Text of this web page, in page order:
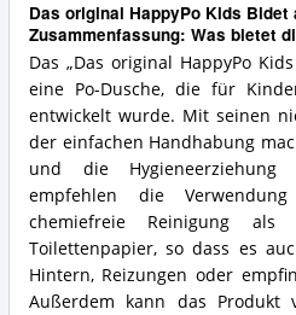
Das original HappyPo Kids Bidet
Zusammenfassung: Was bietet
Das „Das original HappyPo
eine Po-Dusche, die für
entwickelt wurde. Mit seinen
der einfachen Handhabung
und die Hygieneerziehung
empfehlen die
chemiefreie Reinigung als
Toilettenpapier, so dass es
Hintern, Reizungen oder
Außerdem kann das Produkt